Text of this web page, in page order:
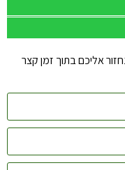
אליכם בתוך זמן קצר